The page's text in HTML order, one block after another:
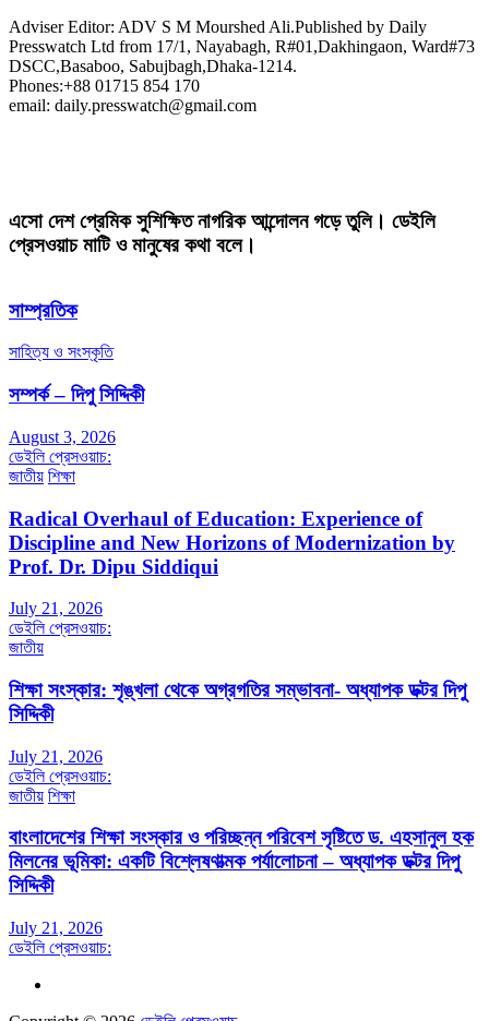
Adviser Editor: ADV S M Mourshed Ali.Published by Daily
Presswatch Ltd from 17/1, Nayabagh, R#01,Dakhingaon, Ward#73
DSCC,Basaboo, Sabujbagh,Dhaka-1214.
Phones:+88 01715 854 170
email: daily.presswatch@gmail.com
এসো দেশ প্রেমিক সুশিক্ষিত নাগরিক আন্দোলন গড়ে তুলি। ডেইলি
প্রেসওয়াচ মাটি ও মানুষের কথা বলে।
সাম্প্রতিক
সাহিত্য ও সংস্কৃতি
সম্পর্ক – দিপু সিদ্দিকী
August 3, 2026
ডেইলি প্রেসওয়াচ:
জাতীয় শিক্ষা
Radical Overhaul of Education: Experience of
Discipline and New Horizons of Modernization by
Prof. Dr. Dipu Siddiqui
July 21, 2026
ডেইলি প্রেসওয়াচ:
জাতীয়
শিক্ষা সংস্কার: শৃঙ্খলা থেকে অগ্রগতির সম্ভাবনা- অধ্যাপক ডক্টর দিপু
সিদ্দিকী
July 21, 2026
ডেইলি প্রেসওয়াচ:
জাতীয় শিক্ষা
বাংলাদেশের শিক্ষা সংস্কার ও পরিচ্ছন্ন পরিবেশ সৃষ্টিতে ড. এহসানুল হক
মিলনের ভূমিকা: একটি বিশ্লেষণাত্মক পর্যালোচনা – অধ্যাপক ডক্টর দিপু
সিদ্দিকী
July 21, 2026
ডেইলি প্রেসওয়াচ: